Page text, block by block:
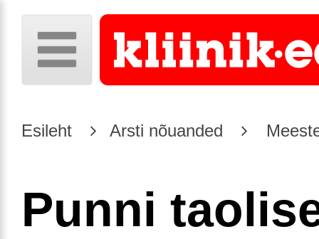
Esileht Arsti nõuanded
Punni